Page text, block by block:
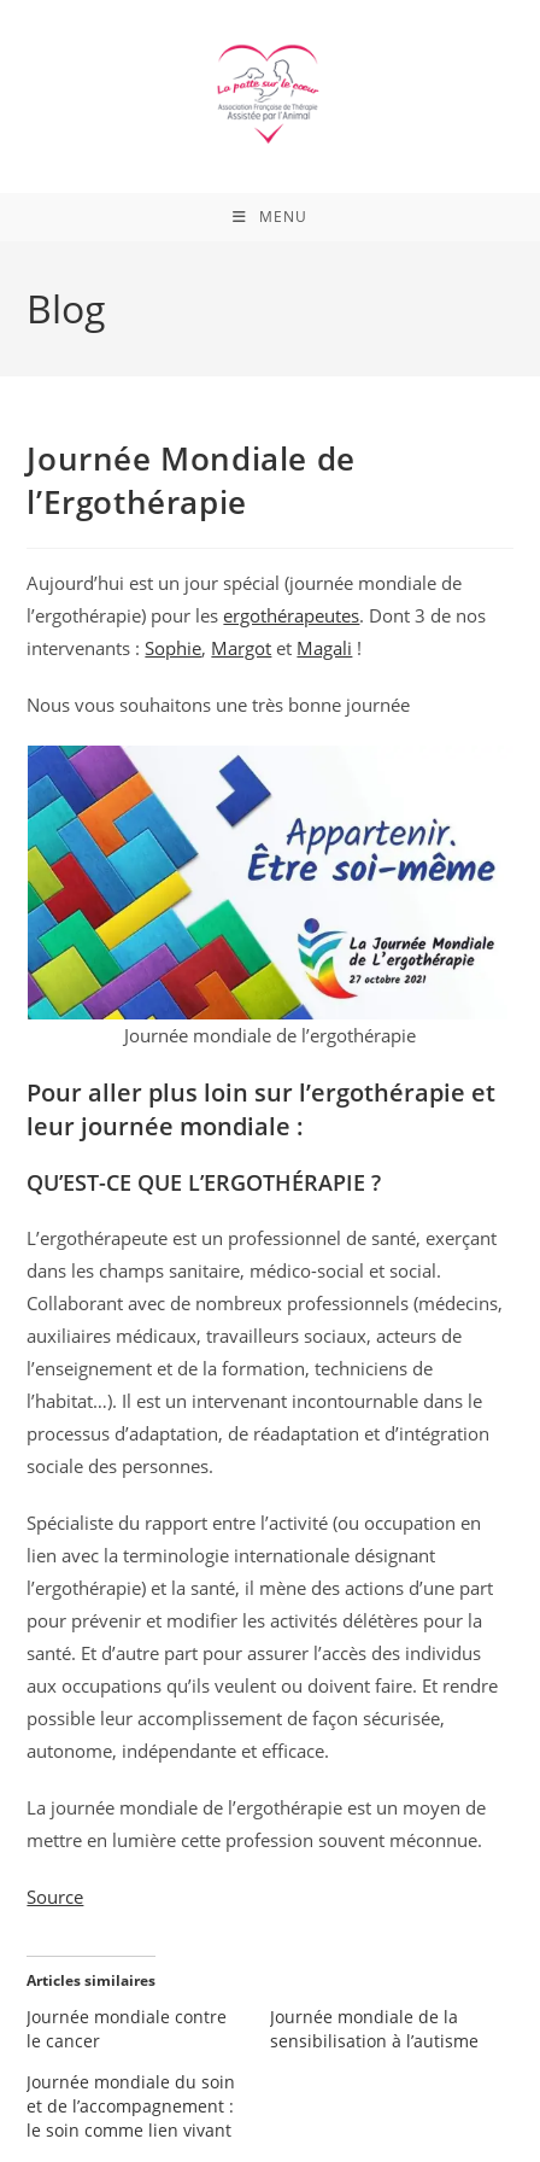
MENU
Blog
Journée Mondiale de
l’Ergothérapie
Aujourd’hui est un jour spécial (journée mondiale de
l’ergothérapie) pour lesergothérapeutes. Dont 3 de nos
intervenants :Sophie, Margot et Magali !
Nous vous souhaitons une très bonne journée
Journée mondiale de l’ergothérapie
Pour aller plus loin sur l’ergothérapie et
leur journée mondiale :
QU’EST-CE QUE L’ERGOTHÉRAPIE ?
L’ergothérapeute est un professionnel de santé, exerçant
dans les champs sanitaire, médico-social et social.
Collaborant avec de nombreux professionnels (médecins,
auxiliaires médicaux, travailleurs sociaux, acteurs de
l’enseignement et de la formation, techniciens de
l’habitat…). Il est un intervenant incontournable dans le
processus d’adaptation, de réadaptation et d’intégration
sociale des personnes.
Spécialiste du rapport entre l’activité (ou occupation en
lien avec la terminologie internationale désignant
l’ergothérapie) et la santé, il mène des actions d’une part
pour prévenir et modifier les activités délétères pour la
santé. Et d’autre part pour assurer l’accès des individus
aux occupations qu’ils veulent ou doivent faire. Et rendre
possible leur accomplissement de façon sécurisée,
autonome, indépendante et efficace.
La journée mondiale de l’ergothérapie est un moyen de
mettre en lumière cette profession souvent méconnue.
Source
Articles similaires
Journée mondiale contre
le cancer
Journée mondiale de la
sensibilisation à l’autisme
Journée mondiale du soin
et de l’accompagnement :
le soin comme lien vivant